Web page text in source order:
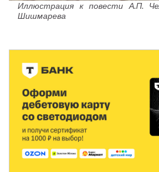
Иллюстрация к повести А.П.
Шишмарева